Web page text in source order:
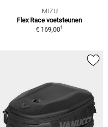
MIZU
Flex Race voetsteunen
€ 169,001